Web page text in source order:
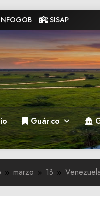
INFOGOB SISAP
de
Guarico
Guárico
marzo 13